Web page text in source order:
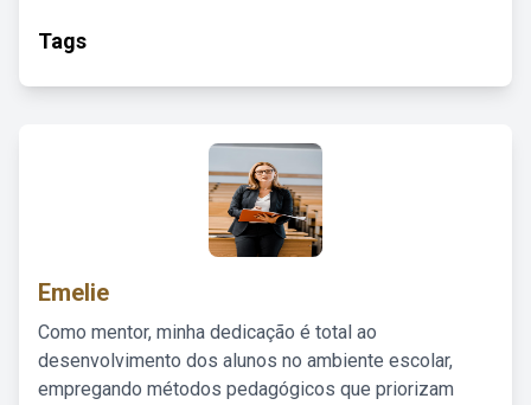
Tags
Emelie
Como mentor, minha dedicação é total ao
desenvolvimento dos alunos no ambiente escolar,
empregando métodos pedagógicos que priorizam